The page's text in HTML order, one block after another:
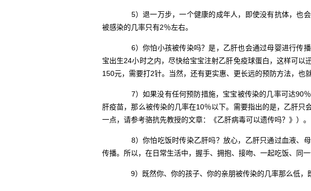
5）退一万步，一个健康的成年人，即使没有抗体，也会
被感染的几率只有2％左右。
6）你怕小孩被传染吗？是，乙肝也会通过母婴进行传播
宝出生24小时之内，尽快给宝宝注射乙肝免疫球蛋白，这样可以
150元，需要打2针。当然，还有更实惠、更长远的预防方法，也
7）如果没有任何预防措施，宝宝被传染的几率可达90
肝疫苗，那么被传染的几率在10％以下。需要指出的是，乙肝只
一点，请参考骆抗先教授的文章：《乙肝病毒可以遗传吗？》）。
8）你怕吃饭时传染乙肝吗？放心，乙肝只通过血液、
传播。所以，在日常生活中，握手、拥抱、接吻、一起吃饭、同
9）既然你、你的孩子、你的亲朋被传染的几率那么低，